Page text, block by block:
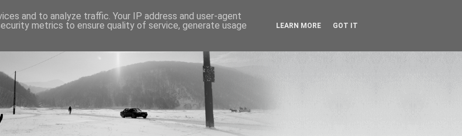
and to analyze traffic. Your IP address and user-agent
metrics to ensure quality of service, generate usage
LEARN MORE GOT IT